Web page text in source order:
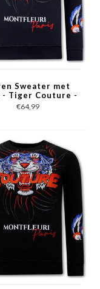
Sweater met
Tiger Couture -
3717 - Blauw
€64,99